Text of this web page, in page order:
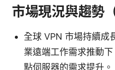
市場現況與趨勢
全球 VPN 市場持續成
業遠端工作需求推動
點伺服器的需求提升。